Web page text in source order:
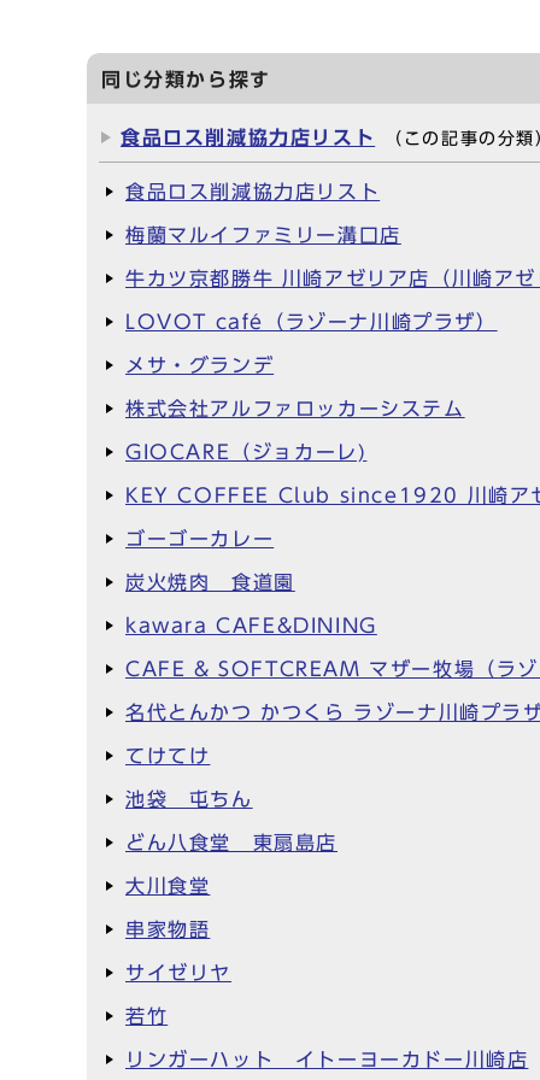
同じ分類から探す
食品ロス削減協力店リスト （この記事の分類
食品ロス削減協力店リスト
梅蘭マルイファミリー溝口店
牛カツ京都勝牛 川崎アゼリア店（川崎アゼ
LOVOT café（ラゾーナ川崎プラザ）
メサ・グランデ
株式会社アルファロッカーシステム
GIOCARE（ジョカーレ)
KEY COFFEE Club since1920 川崎アゼ
ゴーゴーカレー
炭火焼肉 食道園
kawara CAFE&DINING
CAFE & SOFTCREAM マザー牧場（ラゾ
名代とんかつ かつくら ラゾーナ川崎プラ
てけてけ
池袋 屯ちん
どん八食堂 東扇島店
大川食堂
串家物語
サイゼリヤ
若竹
リンガーハット イトーヨーカドー川崎店